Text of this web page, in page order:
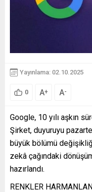
Yayınlama: 02.10.2025
0 A+ A-
Google, 10 yılı aşkın
Şirket, duyuruyu
büyük bölümü
zekâ çağındaki
hazırlandı.
RENKLER